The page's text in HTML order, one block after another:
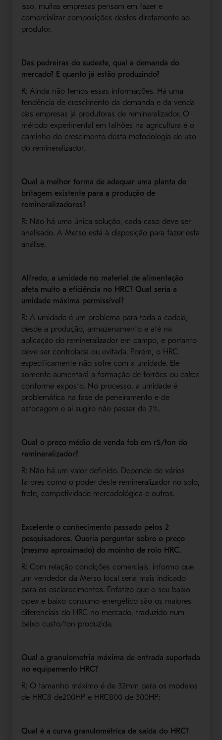
isso, muitas empresas pensam em fazer e
comercializar composições destes diretamente ao
produtor.
Das pedreiras do sudeste, qual a demanda do
mercado? E quanto já estão produzindo?
R: Ainda não temos essas informações. Há uma
tendência de crescimento da demanda e da venda
das empresas já produtoras de remineralizador. O
método experimental em talhões na agricultura é o
caminho do crescimento desta metodologia de uso
do remineralizador.
Qual a melhor forma de adequar uma planta de
britagem existente para a produção de
remineralizadores?
R: Não há uma única solução, cada caso deve ser
analisado. A Metso está à disposição para fazer esta
análise.
Alfredo, a umidade no material de alimentação
afeta muito a eficiência no HRC? Qual seria a
umidade máxima permissível?
R: A umidade é um problema para toda a cadeia,
desde a produção, armazenamento e até na
aplicação do remineralizador em campo, e portanto
deve ser controlada ou evitada. Porém, o HRC
especificamente não sofre com a umidade. Ele
somente aumentará a formação de torrões ou cakes
conforme exposto. No processo, a umidade é
problemática na fase de peneiramento e de
estocagem e aí sugiro não passar de 2%.
Qual o preço médio de venda fob em r$/ton do
remineralizador?
R: Não há um valor definido. Depende de vários
fatores como o poder deste remineralizador no solo,
frete, competividade mercadológica e outros.
Excelente o conhecimento passado pelos 2
pesquisadores. Queria perguntar sobre o preço
(mesmo aproximado) do moinho de rolo HRC.
R: Com relação condições comerciais, informo que
um vendedor da Metso local seria mais indicado
para os esclarecimentos. Enfatizo que o seu baixo
opexe baixo consumo energético são os maiores
diferenciais do HRC no mercado, traduzido num
baixo custo/ton produzida.
Qual a granulometria máxima de entrada suportada
no equipamento HRC?
R: O tamanho máximo é de 32mm para os modelos
de HRC8 de200HP e HRC800 de 300HP:
Qual é a curva granulométrica de saída do HRC?